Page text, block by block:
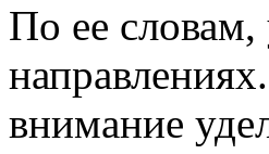
По ее словам,
направлениях.
внимание